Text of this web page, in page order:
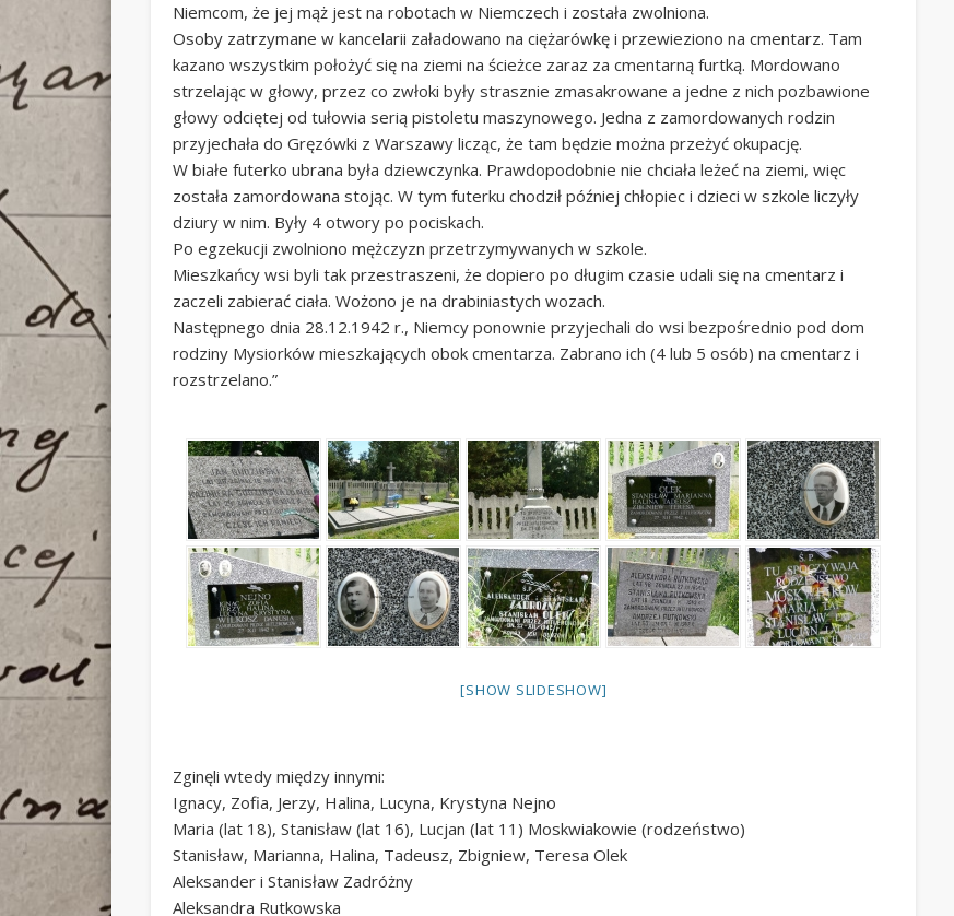
Niemcom, że jej mąż jest na robotach w Niemczech i została zwolniona.
Osoby zatrzymane w kancelarii załadowano na ciężarówkę i przewieziono na cmentarz. Tam
kazano wszystkim położyć się na ziemi na ścieżce zaraz za cmentarną furtką. Mordowano
strzelając w głowy, przez co zwłoki były strasznie zmasakrowane a jedne z nich pozbawione
głowy odciętej od tułowia serią pistoletu maszynowego. Jedna z zamordowanych rodzin
przyjechała do Gręzówki z Warszawy licząc, że tam będzie można przeżyć okupację.
W białe futerko ubrana była dziewczynka. Prawdopodobnie nie chciała leżeć na ziemi, więc
została zamordowana stojąc. W tym futerku chodził później chłopiec i dzieci w szkole liczyły
dziury w nim. Były 4 otwory po pociskach.
Po egzekucji zwolniono mężczyzn przetrzymywanych w szkole.
Mieszkańcy wsi byli tak przestraszeni, że dopiero po długim czasie udali się na cmentarz i
zaczeli zabierać ciała. Wożono je na drabiniastych wozach.
Następnego dnia 28.12.1942 r., Niemcy ponownie przyjechali do wsi bezpośrednio pod dom
rodziny Mysiorków mieszkających obok cmentarza. Zabrano ich (4 lub 5 osób) na cmentarz i
rozstrzelano.”
[SHOW SLIDESHOW]
Zginęli wtedy między innymi:
Ignacy, Zofia, Jerzy, Halina, Lucyna, Krystyna Nejno
Maria (lat 18), Stanisław (lat 16), Lucjan (lat 11) Moskwiakowie (rodzeństwo)
Stanisław, Marianna, Halina, Tadeusz, Zbigniew, Teresa Olek
Aleksander i Stanisław Zadróżny
Aleksandra Rutkowska